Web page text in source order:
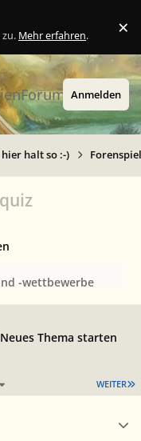
Mehr erfahren. ×
Anmelden
halt so :-)
-wettbewerbe
Neues Thema starten
WEITER